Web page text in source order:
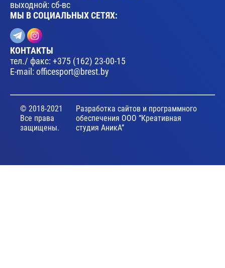
выходной: сб-вс
МЫ В СОЦИАЛЬНЫХ СЕТЯХ:
КОНТАКТЫ
тел./ факс:+375 (162) 23-00-15
E-mail: officesport@brest.by
© 2018-2021
Все права
защищены.
Разработка сайтов и программного
обеспечения ООО “Креативная
студия АникА”